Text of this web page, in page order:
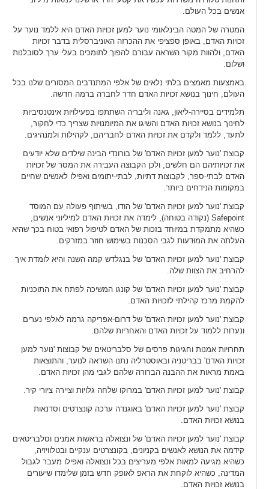
אנשים בכל העולם.
המטרה של המטה הבינלאומי נוער למען זכויות האדם היא ללמד נוער על
זכויות האדם, באופן ספציפי את ההכרזה האוניברסלית בדבר זכויות
האדם, ולהוות מקור השראה עבורם להפוך לתומכים בעלי ערך לסובלנות
ושלום.
באמצעות מאמצים בלתי נלאים של אלפי המתנדבים המסורים שלנו בכל
העולם, חינוך בנושא זכויות האדם חדר לחברה ברמה חדשה.
תלמידים בסיירה-ליאון, גאנה וליבריה השתתפו בפעילויות אינטנסיביות
לחינוך בנושא זכויות האדם והשיגו את המיומנויות שצריך כדי לחקור,
לתעד, ללמד ולקדם את זכויות האדם לחבריהם, לקהילות ולמנהיגים.
קבוצת 'נוער למען זכויות האדם' של בורונדי הבינה שילדים שלא יודעים
את זכויותיהם הם חלשים, ולכן הקבוצה העבירה את המסר של זכויות
האדם לבתי-ספר, לקבוצות דתיות, לבתי-יתומים ואפילו לאנשים שחיים
במקומות הנידחים ביותר.
קבוצת 'נוער למען זכויות האדם' של הודו, בשיתוף פעולה עם המוסד
Safepoint (נקודה בטוחה), לימדה את זכויות האדם למיליוני אנשים,
כשהיא מתמקדת במיוחד בזכות של האדם לטיפול רפואי בטוח בכך שהיא
העלתה את המוּדעות לגבי הסכנות בשימוש חוזר במזרקים.
קבוצת 'נוער למען זכויות האדם' של בנגלדש קמה השנה והיא לומדת איך
להרחיב את הצוות שלה.
קבוצת 'נוער למען זכויות האדם' של קונגו המשיכה לפתח את התוכניות
להקמת מרכז קהילתי לזכויות האדם.
קבוצת 'נוער למען זכויות האדם' של דרום-אפריקה גרמה לאלפי נערים
ונערות ללמוד על זכויות האדם והאחריות שלהם.
תחרויות אמנות וחגיגות פרסים של סלבריטאים של קבוצות 'נוער למען
זכויות האדם' בבריטניה ובאוסטרליה נתנו השראה לנוער, והתוצאות
באמת מראות את ההבנה הברורה שלהם לגבי מהן זכויות האדם.
קבוצת 'נוער למען זכויות האדם' במרוקו שלחה גלויות וציירה ציורי קיר.
קבוצת 'נוער למען זכויות האדם' באוגנדה ערכה קונצרטים וסדנאות
בנושא זכויות האדם.
קבוצת 'נוער למען זכויות האדם' של ונצואלה בראשות אמנים וסלבריטאים
קידמה את הנושא לאנשים בקניונים, בקונצרטים ענקיים ובטלוויזיה,
כשהיא מגיעה למאות אלפי מעריצים בכל ונצואלה ואפילו מעבר לגבול
המדינה, כשהיא לוקחת את הראפ לאופק חדש בזמן שלימדו שיעורים
בנושא זכויות האדם.